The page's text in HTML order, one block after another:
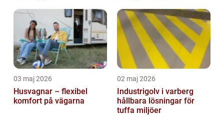
03 maj 2026
Husvagnar – flexibel
komfort på vägarna
02 maj 2026
Industrigolv i varberg
hållbara lösningar för
tuffa miljöer